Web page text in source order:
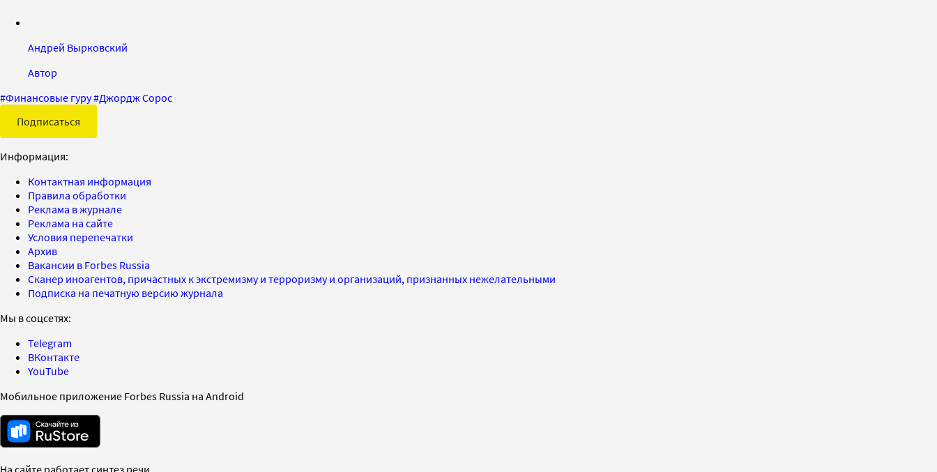
Андрей Вырковский
Автор
#Финансовые гуру#Джордж Сорос
Подписаться
Информация:
Контактная информация
Правила обработки
Реклама в журнале
Реклама на сайте
Условия перепечатки
Архив
Вакансии в Forbes Russia
Сканер иноагентов, причастных к экстремизму и терроризму и организаций, признанных нежелательными
Подписка на печатную версию журнала
Мы в соцсетях:
Telegram
ВКонтакте
YouTube
Мобильное приложение Forbes Russia на Android
На сайте работает синтез речи